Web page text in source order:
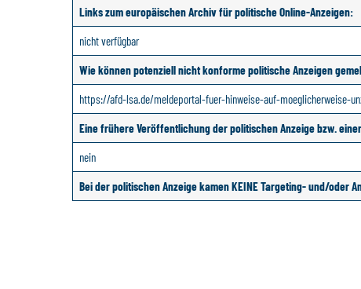
Links zum europäischen Archiv für politische Online-Anzeigen:
nicht verfügbar
Wie können potenziell nicht konforme politische Anzeigen
https://afd-lsa.de/meldeportal-fuer-hinweise-auf-moeglicherweise-
Eine frühere Veröffentlichung der politischen Anzeige bzw.
nein
Bei der politischen Anzeige kamen KEINE Targeting- und/oder